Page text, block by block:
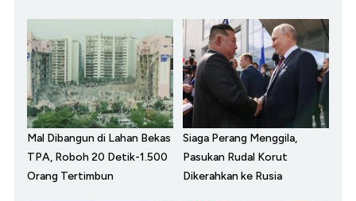
Mal Dibangun di Lahan Bekas
TPA, Roboh 20 Detik-1.500
Orang Tertimbun
Siaga Perang Menggila,
Pasukan Rudal Korut
Dikerahkan ke Rusia